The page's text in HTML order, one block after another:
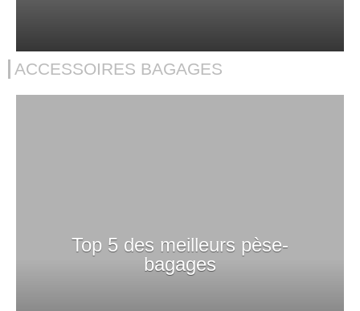
ACCESSOIRES BAGAGES
Top 5 des meilleurs pèse-
bagages